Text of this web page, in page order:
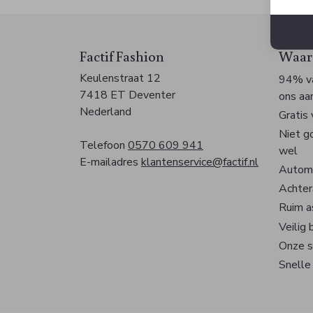
Factif Fashion
Keulenstraat 12
7418 ET Deventer
Nederland
Telefoon 0570 609 941
E-mailadres klantenservice@factif.nl
94%
ons
Gratis
Niet
wel
Ruim
Veilig
Onze